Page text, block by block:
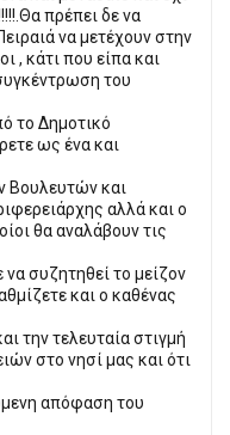
πρέπει δε να
να μετέχουν στην
, κάτι που είπα και
του
το Δημοτικό
ως ένα και
Βουλευτών και
αλλά και ο
θα αναλάβουν τις
συζητηθεί το μείζον
και ο καθένας
την τελευταία στιγμή
στο νησί μας και ότι
απόφαση του